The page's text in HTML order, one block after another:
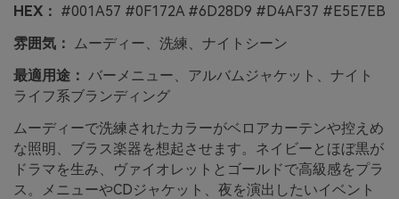
HEX： #001A57 #0F172A #6D28D9 #D4AF37 #E5E7EB
雰囲気： ムーディー、洗練、ナイトシーン
最適用途： バーメニュー、アルバムジャケット、ナイト
ライフ系ブランディング
ムーディーで洗練されたカラーがベロアカーテンや控えめ
な照明、ブラス楽器を想起させます。ネイビーとほぼ黒が
ドラマを生み、ヴァイオレットとゴールドで高級感をプラ
ス。メニューやCDジャケット、夜を演出したいイベント